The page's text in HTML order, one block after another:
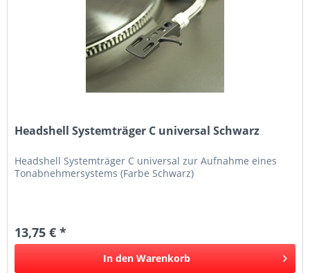
Headshell Systemträger C universal Schwarz
Headshell Systemträger C universal zur Aufnahme eines
Tonabnehmersystems (Farbe Schwarz)
13,75 € *
In den Warenkorb